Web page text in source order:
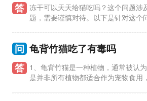
答 冻干可以天天给猫吃吗？这个问题涉
题，需要谨慎对待。以下是针对这个
问 龟背竹猫吃了有毒吗
答 1、龟背竹猫是一种植物，通常被认
是并非所有植物都适合作为宠物食用